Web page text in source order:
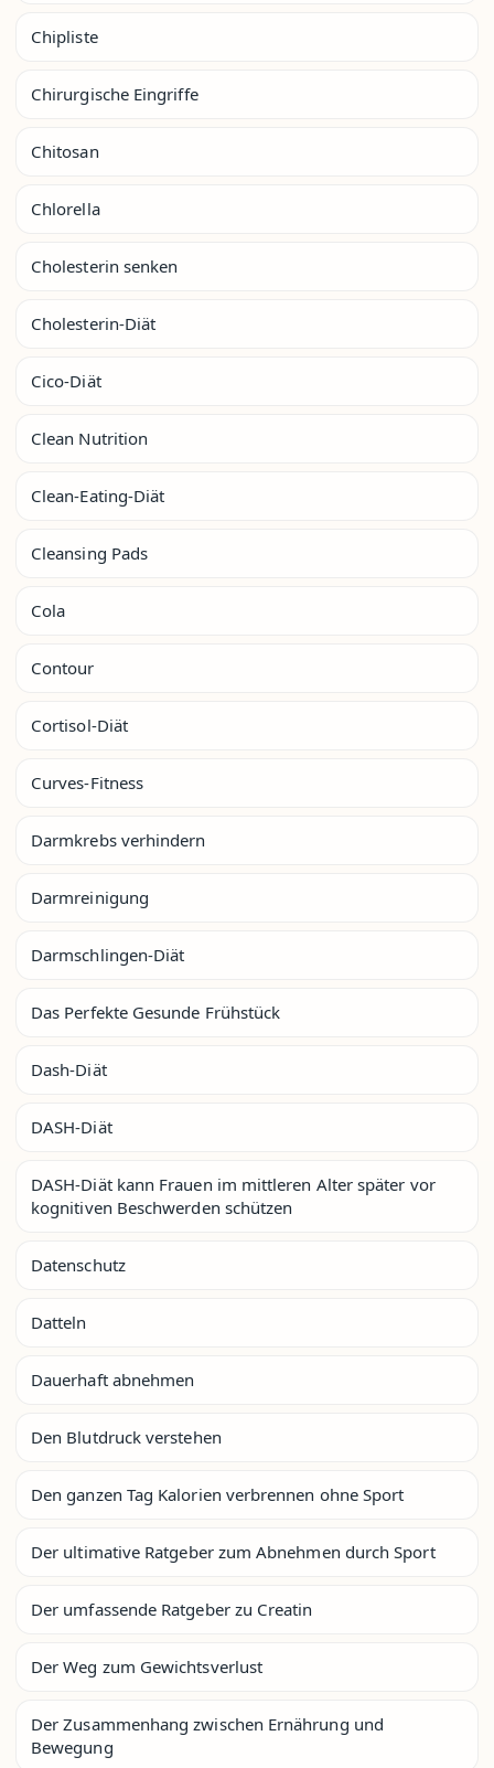
Chipliste
Chirurgische Eingriffe
Chitosan
Chlorella
Cholesterin senken
Cholesterin-Diät
Cico-Diät
Clean Nutrition
Clean-Eating-Diät
Cleansing Pads
Cola
Contour
Cortisol-Diät
Curves-Fitness
Darmkrebs verhindern
Darmreinigung
Darmschlingen-Diät
Das Perfekte Gesunde Frühstück
Dash-Diät
DASH-Diät
DASH-Diät kann Frauen im mittleren Alter später vor
kognitiven Beschwerden schützen
Datenschutz
Datteln
Dauerhaft abnehmen
Den Blutdruck verstehen
Den ganzen Tag Kalorien verbrennen ohne Sport
Der ultimative Ratgeber zum Abnehmen durch Sport
Der umfassende Ratgeber zu Creatin
Der Weg zum Gewichtsverlust
Der Zusammenhang zwischen Ernährung und
Bewegung